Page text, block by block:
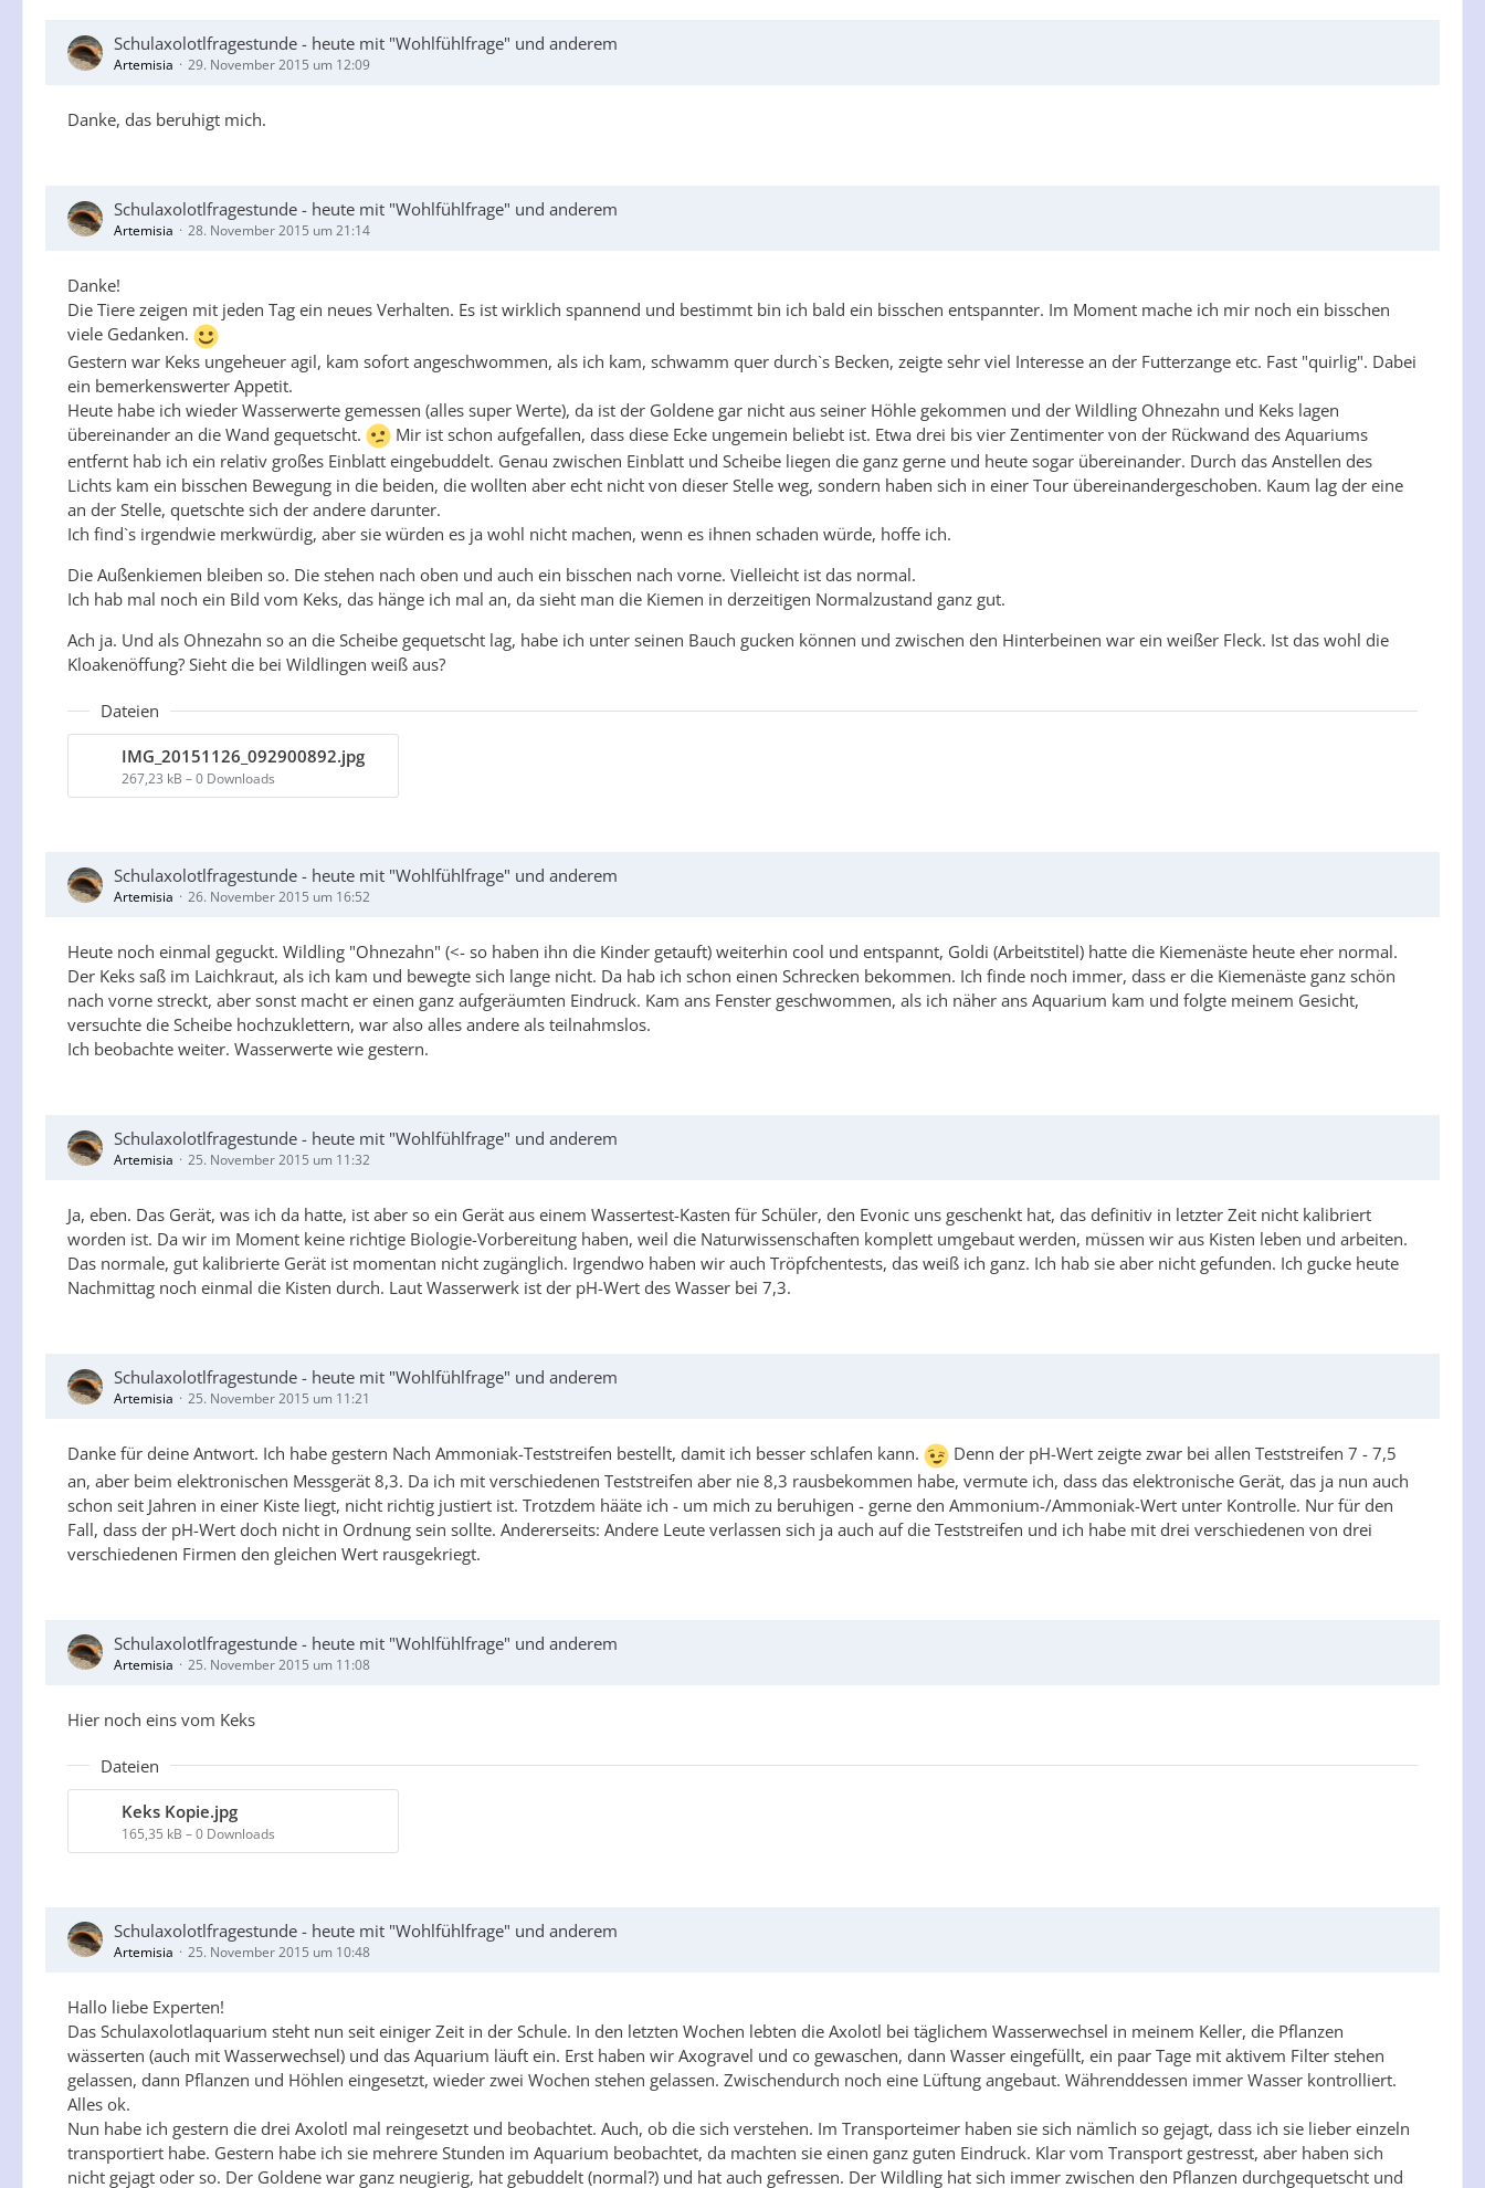
Schulaxolotlfragestunde - heute mit "Wohlfühlfrage" und anderem
Artemisia 29. November 2015 um 12:09
Danke, das beruhigt mich.
Schulaxolotlfragestunde - heute mit "Wohlfühlfrage" und anderem
Artemisia 28. November 2015 um 21:14
Danke!
Die Tiere zeigen mit jeden Tag ein neues Verhalten. Es ist wirklich spannend und bestimmt bin ich bald ein bisschen entspannter. Im Moment mache ich mir noch ein bisschen
viele Gedanken.
Gestern war Keks ungeheuer agil, kam sofort angeschwommen, als ich kam, schwamm quer durch`s Becken, zeigte sehr viel Interesse an der Futterzange etc. Fast "quirlig". Dabei
ein bemerkenswerter Appetit.
Heute habe ich wieder Wasserwerte gemessen (alles super Werte), da ist der Goldene gar nicht aus seiner Höhle gekommen und der Wildling Ohnezahn und Keks lagen
übereinander an die Wand gequetscht.
Mir ist schon aufgefallen, dass diese Ecke ungemein beliebt ist. Etwa drei bis vier Zentimenter von der Rückwand des Aquariums
entfernt hab ich ein relativ großes Einblatt eingebuddelt. Genau zwischen Einblatt und Scheibe liegen die ganz gerne und heute sogar übereinander. Durch das Anstellen des
Lichts kam ein bisschen Bewegung in die beiden, die wollten aber echt nicht von dieser Stelle weg, sondern haben sich in einer Tour übereinandergeschoben. Kaum lag der eine
an der Stelle, quetschte sich der andere darunter.
Ich find`s irgendwie merkwürdig, aber sie würden es ja wohl nicht machen, wenn es ihnen schaden würde, hoffe ich.
Die Außenkiemen bleiben so. Die stehen nach oben und auch ein bisschen nach vorne. Vielleicht ist das normal.
Ich hab mal noch ein Bild vom Keks, das hänge ich mal an, da sieht man die Kiemen in derzeitigen Normalzustand ganz gut.
Ach ja. Und als Ohnezahn so an die Scheibe gequetscht lag, habe ich unter seinen Bauch gucken können und zwischen den Hinterbeinen war ein weißer Fleck. Ist das wohl die
Kloakenöffung? Sieht die bei Wildlingen weiß aus?
Dateien
IMG_20151126_092900892.jpg
267,23 kB – 0 Downloads
Schulaxolotlfragestunde - heute mit "Wohlfühlfrage" und anderem
Artemisia 26. November 2015 um 16:52
Heute noch einmal geguckt. Wildling "Ohnezahn" (<- so haben ihn die Kinder getauft) weiterhin cool und entspannt, Goldi (Arbeitstitel) hatte die Kiemenäste heute eher normal.
Der Keks saß im Laichkraut, als ich kam und bewegte sich lange nicht. Da hab ich schon einen Schrecken bekommen. Ich finde noch immer, dass er die Kiemenäste ganz schön
nach vorne streckt, aber sonst macht er einen ganz aufgeräumten Eindruck. Kam ans Fenster geschwommen, als ich näher ans Aquarium kam und folgte meinem Gesicht,
versuchte die Scheibe hochzuklettern, war also alles andere als teilnahmslos.
Ich beobachte weiter. Wasserwerte wie gestern.
Schulaxolotlfragestunde - heute mit "Wohlfühlfrage" und anderem
Artemisia 25. November 2015 um 11:32
Ja, eben. Das Gerät, was ich da hatte, ist aber so ein Gerät aus einem Wassertest-Kasten für Schüler, den Evonic uns geschenkt hat, das definitiv in letzter Zeit nicht kalibriert
worden ist. Da wir im Moment keine richtige Biologie-Vorbereitung haben, weil die Naturwissenschaften komplett umgebaut werden, müssen wir aus Kisten leben und arbeiten.
Das normale, gut kalibrierte Gerät ist momentan nicht zugänglich. Irgendwo haben wir auch Tröpfchentests, das weiß ich ganz. Ich hab sie aber nicht gefunden. Ich gucke heute
Nachmittag noch einmal die Kisten durch. Laut Wasserwerk ist der pH-Wert des Wasser bei 7,3.
Schulaxolotlfragestunde - heute mit "Wohlfühlfrage" und anderem
Artemisia 25. November 2015 um 11:21
Danke für deine Antwort. Ich habe gestern Nach Ammoniak-Teststreifen bestellt, damit ich besser schlafen kann.
Denn der pH-Wert zeigte zwar bei allen Teststreifen 7 - 7,5
an, aber beim elektronischen Messgerät 8,3. Da ich mit verschiedenen Teststreifen aber nie 8,3 rausbekommen habe, vermute ich, dass das elektronische Gerät, das ja nun auch
schon seit Jahren in einer Kiste liegt, nicht richtig justiert ist. Trotzdem hääte ich - um mich zu beruhigen - gerne den Ammonium-/Ammoniak-Wert unter Kontrolle. Nur für den
Fall, dass der pH-Wert doch nicht in Ordnung sein sollte. Andererseits: Andere Leute verlassen sich ja auch auf die Teststreifen und ich habe mit drei verschiedenen von drei
verschiedenen Firmen den gleichen Wert rausgekriegt.
Schulaxolotlfragestunde - heute mit "Wohlfühlfrage" und anderem
Artemisia 25. November 2015 um 11:08
Hier noch eins vom Keks
Dateien
Keks Kopie.jpg
165,35 kB – 0 Downloads
Schulaxolotlfragestunde - heute mit "Wohlfühlfrage" und anderem
Artemisia 25. November 2015 um 10:48
Hallo liebe Experten!
Das Schulaxolotlaquarium steht nun seit einiger Zeit in der Schule. In den letzten Wochen lebten die Axolotl bei täglichem Wasserwechsel in meinem Keller, die Pflanzen
wässerten (auch mit Wasserwechsel) und das Aquarium läuft ein. Erst haben wir Axogravel und co gewaschen, dann Wasser eingefüllt, ein paar Tage mit aktivem Filter stehen
gelassen, dann Pflanzen und Höhlen eingesetzt, wieder zwei Wochen stehen gelassen. Zwischendurch noch eine Lüftung angebaut. Währenddessen immer Wasser kontrolliert.
Alles ok.
Nun habe ich gestern die drei Axolotl mal reingesetzt und beobachtet. Auch, ob die sich verstehen. Im Transporteimer haben sie sich nämlich so gejagt, dass ich sie lieber einzeln
transportiert habe. Gestern habe ich sie mehrere Stunden im Aquarium beobachtet, da machten sie einen ganz guten Eindruck. Klar vom Transport gestresst, aber haben sich
nicht gejagt oder so. Der Goldene war ganz neugierig, hat gebuddelt (normal?) und hat auch gefressen. Der Wildling hat sich immer zwischen den Pflanzen durchgequetscht und